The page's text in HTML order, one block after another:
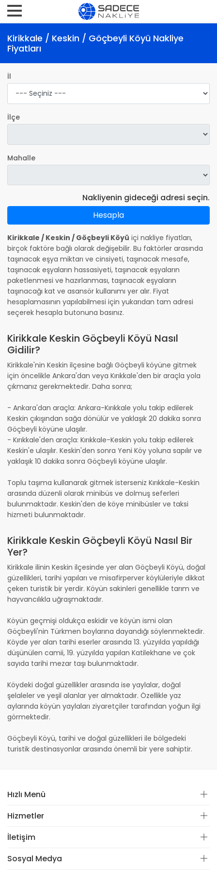
Kirikkale / Keskin / Göçbeyli Köyü Nakliye
Fiyatları
İl
İlçe
Mahalle
Nakliyenin gideceği adresi seçin.
Hesapla
Kirikkale / Keskin / Göçbeyli Köyü içi nakliye fiyatları,
birçok faktöre bağlı olarak değişebilir. Bu faktörler arasında
taşınacak eşya miktarı ve cinsiyeti, taşınacak mesafe,
taşınacak eşyaların hassasiyeti, taşınacak eşyaların
paketlenmesi ve hazırlanması, taşınacak eşyaların
taşınacağı kat ve asansör kullanımı yer alır. Fiyat
hesaplamasının yapılabilmesi için yukarıdan tam adresi
seçerek hesapla butonuna basınız.
Kirikkale Keskin Göçbeyli Köyü Nasıl
Gidilir?
Kirikkale'nin Keskin ilçesine bağlı Göçbeyli köyüne gitmek
için öncelikle Ankara'dan veya Kırıkkale'den bir araçla yola
çıkmanız gerekmektedir. Daha sonra;
- Ankara'dan araçla: Ankara-Kırıkkale yolu takip edilerek
Keskin çıkışından sağa dönülür ve yaklaşık 20 dakika sonra
Göçbeyli köyüne ulaşılır.
- Kırıkkale'den araçla: Kırıkkale-Keskin yolu takip edilerek
Keskin'e ulaşılır. Keskin'den sonra Yeni Köy yoluna sapılır ve
yaklaşık 10 dakika sonra Göçbeyli köyüne ulaşılır.
Toplu taşıma kullanarak gitmek isterseniz Kırıkkale-Keskin
arasında düzenli olarak minibüs ve dolmuş seferleri
bulunmaktadır. Keskin'den de köye minibüsler ve taksi
hizmeti bulunmaktadır.
Kirikkale Keskin Göçbeyli Köyü Nasıl Bir
Yer?
Kirikkale ilinin Keskin ilçesinde yer alan Göçbeyli Köyü, doğal
güzellikleri, tarihi yapıları ve misafirperver köylüleriyle dikkat
çeken turistik bir yerdir. Köyün sakinleri genellikle tarım ve
hayvancılıkla uğraşmaktadır.
Köyün geçmişi oldukça eskidir ve köyün ismi olan
Göçbeyli'nin Türkmen boylarına dayandığı söylenmektedir.
Köyde yer alan tarihi eserler arasında 13. yüzyılda yapıldığı
düşünülen camii, 19. yüzyılda yapılan Katilekhane ve çok
sayıda tarihi mezar taşı bulunmaktadır.
Köydeki doğal güzellikler arasında ise yaylalar, doğal
şelaleler ve yeşil alanlar yer almaktadır. Özellikle yaz
aylarında köyün yaylaları ziyaretçiler tarafından yoğun ilgi
görmektedir.
Göçbeyli Köyü, tarihi ve doğal güzellikleri ile bölgedeki
turistik destinasyonlar arasında önemli bir yere sahiptir.
Hızlı Menü
Hizmetler
İletişim
Sosyal Medya